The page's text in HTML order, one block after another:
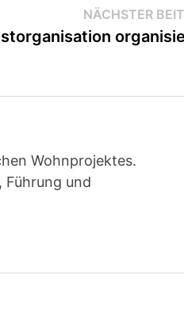
NÄCHSTER
Wohnprojektes.
Führung und